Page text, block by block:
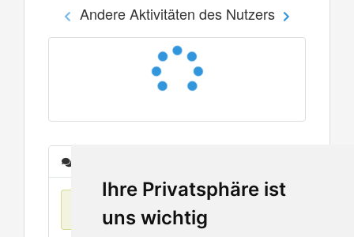
Ihre Privatsphäre ist
uns wichtig
Andere Aktivitäten des Nutzers
Keine Einträge